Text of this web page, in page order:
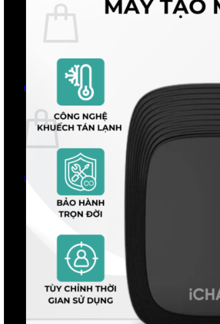
Quay trở lại cửa hàng
0
Giỏ hàng
Chưa có sản phẩm trong giỏ hàng.
Quay trở lại cửa hàng